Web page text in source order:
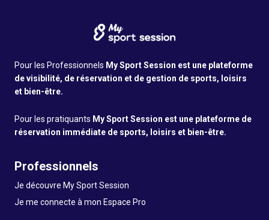
Pour les Professionnels My Sport Session est une plateforme
de visibilité, de réservation et de gestion de sports, loisirs
et bien-être.
Pour les pratiquants My Sport Session est une plateforme de
réservation immédiate de sports, loisirs et bien-être.
Professionnels
Je découvre My Sport Session
Je me connecte à mon Espace Pro